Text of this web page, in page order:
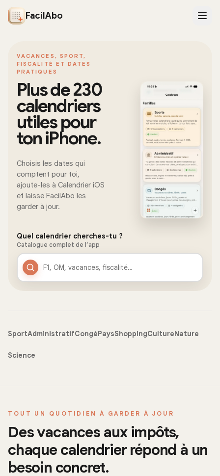
FacilAbo
VACANCES, SPORT,
FISCALITÉ ET DATES
PRATIQUES
Plus de 230
calendriers
utiles pour
ton iPhone.
Choisis les dates qui
comptent pour toi,
ajoute-les à Calendrier iOS
et laisse FacilAbo les
garder à jour.
Quel calendrier cherches-tu ?
Catalogue complet de l’app
SportAdministratifCongéPaysShoppingCultureNature
Science
TOUT UN QUOTIDIEN À GARDER À JOUR
Des vacances aux impôts,
chaque calendrier répond à un
besoin concret.